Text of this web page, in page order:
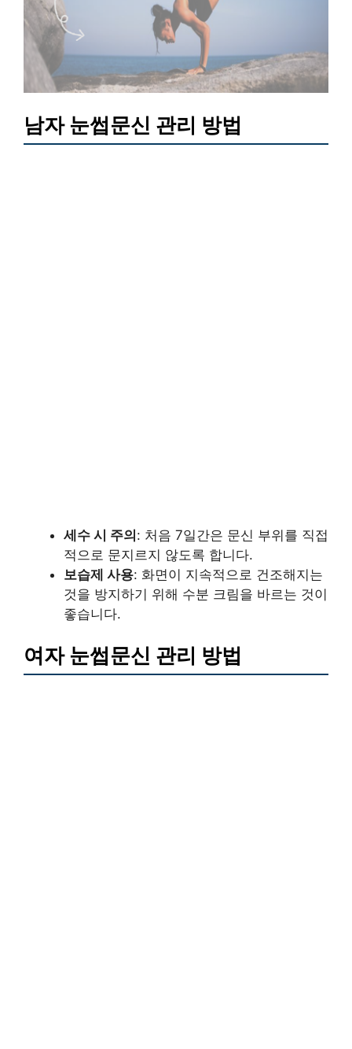
남자 눈썹문신 관리 방법
세수 시 주의: 처음 7일간은 문신 부위를 직접
적으로 문지르지 않도록 합니다.
보습제 사용: 화면이 지속적으로 건조해지는
것을 방지하기 위해 수분 크림을 바르는 것이
좋습니다.
여자 눈썹문신 관리 방법